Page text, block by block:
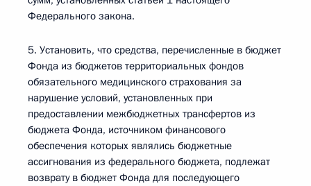
Федерального закона.
5. Установить, что средства, перечисленные в бюджет
Фонда из бюджетов территориальных фондов
обязательного медицинского страхования за
нарушение условий, установленных при
предоставлении межбюджетных трансфертов из
бюджета Фонда, источником финансового
обеспечения которых являлись бюджетные
ассигнования из федерального бюджета, подлежат
возврату в бюджет Фонда для последующего